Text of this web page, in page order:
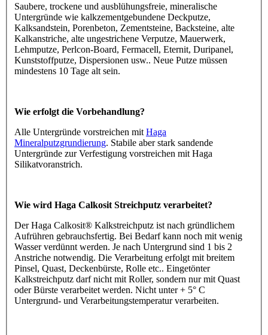
Saubere, trockene und ausblühungsfreie, mineralische
Untergründe wie kalkzementgebundene Deckputze,
Kalksandstein, Porenbeton, Zementsteine, Backsteine, alte
Kalkanstriche, alte ungestrichene Verputze, Mauerwerk,
Lehmputze, Perlcon-Board, Fermacell, Eternit, Duripanel,
Kunststoffputze, Dispersionen usw.. Neue Putze müssen
mindestens 10 Tage alt sein.
Wie erfolgt die Vorbehandlung?
Alle Untergründe vorstreichen mit Haga
Mineralputzgrundierung. Stabile aber stark sandende
Untergründe zur Verfestigung vorstreichen mit Haga
Silikatvoranstrich.
Wie wird Haga Calkosit Streichputz verarbeitet?
Der Haga Calkosit® Kalkstreichputz ist nach gründlichem
Aufrühren gebrauchsfertig. Bei Bedarf kann noch mit wenig
Wasser verdünnt werden. Je nach Untergrund sind 1 bis 2
Anstriche notwendig. Die Verarbeitung erfolgt mit breitem
Pinsel, Quast, Deckenbürste, Rolle etc.. Eingetönter
Kalkstreichputz darf nicht mit Roller, sondern nur mit Quast
oder Bürste verarbeitet werden. Nicht unter + 5° C
Untergrund- und Verarbeitungstemperatur verarbeiten.